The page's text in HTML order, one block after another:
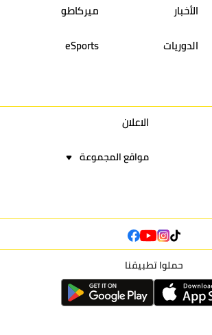
الأخبار
ميركاطو
الدوريات eSports
الاعلان
مواقع المجموعة
حملوا تطبيقنا